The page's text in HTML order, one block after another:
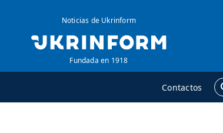
Noticias de Ukrinform
Fundada en 1918
Contactos